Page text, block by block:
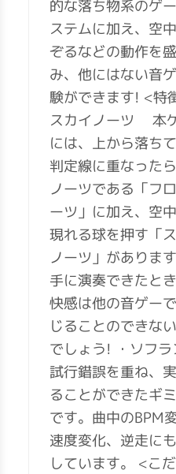
的な落ち物系のゲ
ステムに加え、空
ぞるなどの動作を
み、他にはない音
験ができます! <特
スカイノーツ 本
には、上から落ち
判定線に重なった
ノーツである「フ
ーツ」に加え、空
現れる球を押す「
ノーツ」がありま
手に演奏できたと
快感は他の音ゲー
じることのできな
でしょう! ・ソ
試行錯誤を重ね、
ることができたギ
です。曲中のBPM
速度変化、逆走に
しています。 <こ